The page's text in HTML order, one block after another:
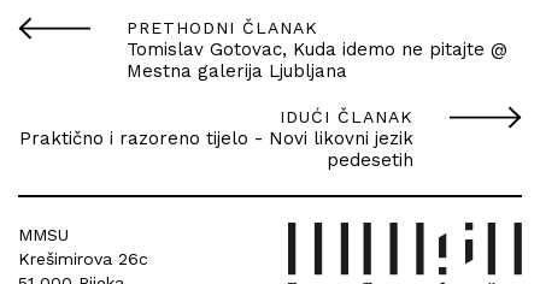
PRETHODNI ČLANAK
Tomislav Gotovac, Kuda idemo ne pitajte @
Mestna galerija Ljubljana
IDUĆI ČLANAK
Praktično i razoreno tijelo - Novi likovni jezik
pedesetih
MMSU
Krešimirova 26c